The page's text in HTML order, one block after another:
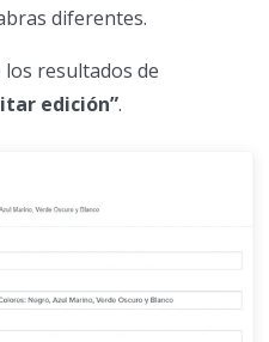
diferentes.
resultados de
edición”.